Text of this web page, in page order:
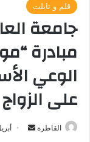
قلم و تابلت
جامعة
مبادرة
الوعي
على الزواج
القاطرة
أرسل أبريل 15,